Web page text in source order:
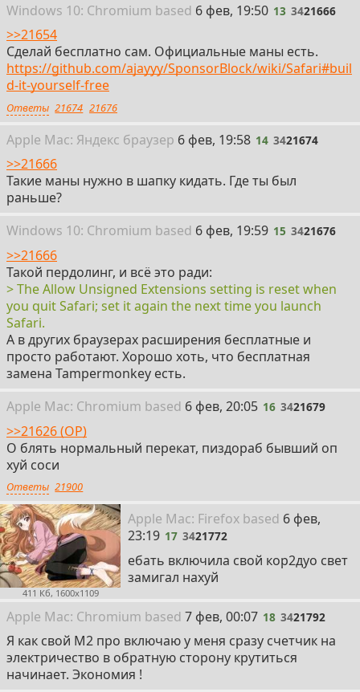
Windows 10: Chromium based 13
6 фев, 19:50 13 3421666
>>21654
Сделай бесплатно сам. Официальные маны есть.
https://github.com/ajayyy/SponsorBlock/wiki/Safari#buil
d-it-yourself-free
Ответы 21674 21676
Apple Mac: Яндекс браузер 14
6 фев, 19:58 14 3421674
>>21666
Такие маны нужно в шапку кидать. Где ты был
раньше?
Windows 10: Chromium based 15
6 фев, 19:59 15 3421676
>>21666
Такой пердолинг, и всё это ради:
> The Allow Unsigned Extensions setting is reset when
you quit Safari; set it again the next time you launch
Safari.
А в других браузерах расширения бесплатные и
просто работают. Хорошо хоть, что бесплатная
замена Tampermonkey есть.
Apple Mac: Chromium based 16
6 фев, 20:05 16 3421679
>>21626 (OP)
О блять нормальный перекат, пиздораб бывший оп
хуй соси
Ответы 21900
411 Кб, 1600x1109
Apple Mac: Firefoxbased 17
6 фев,
23:19 17 3421772
ебать включила свой кор2дуо свет
замигал нахуй
Apple Mac: Chromium based 18
7 фев, 00:07 18 3421792
Я как свой М2 про включаю у меня сразу счетчик на
электричество в обратную сторону крутиться
начинает. Экономия !